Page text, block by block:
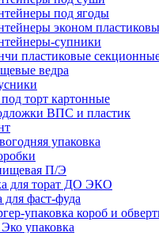
под ягоды
эконом
супники
пластиковые
ведра
торт картонные
ВПС и пластик
упаковка
П/Э
для торат ДО ЭКО
для фаст-фуда
упаковка короб и
упаковка